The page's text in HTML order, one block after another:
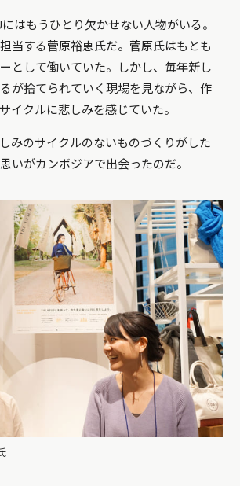
はもうひとり欠かせない人物がいる。
当する菅原裕恵氏だ。菅原氏はもとも
として働いていた。しかし、毎年新し
が捨てられていく現場を見ながら、作
イクルに悲しみを感じていた。
みのサイクルのないものづくりがした
いがカンボジアで出会ったのだ。